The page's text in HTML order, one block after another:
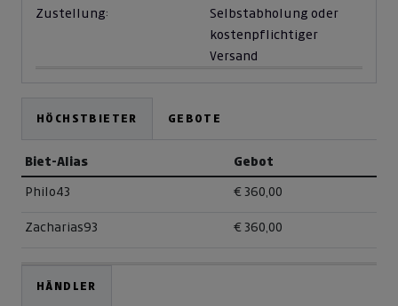
Zustellung:
Selbstabholung oder
kostenpflichtiger
Versand
HÖCHSTBIETER GEBOTE
Biet-Alias Gebot
Philo43 € 360,00
Zacharias93 € 360,00
HÄNDLER